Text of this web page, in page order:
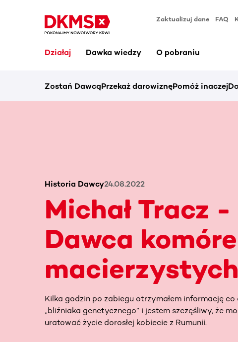
Zaktualizuj dane FAQ
Działaj Dawka wiedzy O pobraniu
Zostań DawcąPrzekaż darowiznęPomóż inaczej
Historia Dawcy24.08.2022
Michał Tracz -
Dawca
macierzystych
Kilka godzin po zabiegu otrzymałem informację co
„bliźniaka genetycznego” i jestem szczęśliwy, że
uratować życie dorosłej kobiecie z Rumunii.